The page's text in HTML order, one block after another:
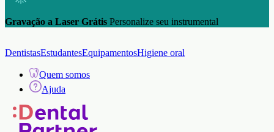
Gravação a Laser Grátis Personalize seu instrumental
DentistasEstudantesEquipamentosHigiene oral
Quem somos
Ajuda